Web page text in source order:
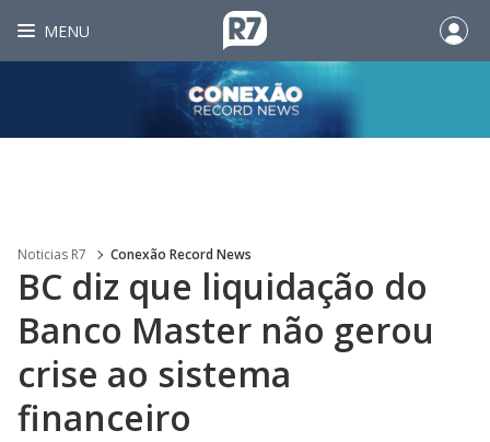
MENU
Noticias R7 Conexão Record News
BC diz que liquidação do
Banco Master não gerou
crise ao sistema
financeiro